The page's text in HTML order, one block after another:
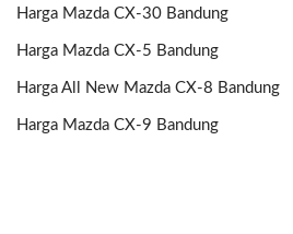
Harga Mazda CX-30 Bandung
Harga Mazda CX-5 Bandung
Harga All New Mazda CX-8 Bandung
Harga Mazda CX-9 Bandung